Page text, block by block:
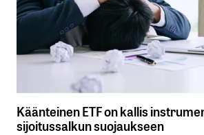
Käänteinen ETF on kallis
sijoitussalkun suojaukseen